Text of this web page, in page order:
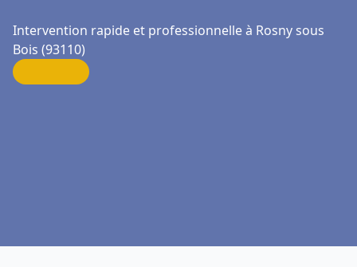
Intervention rapide et professionnelle à Rosny sous
Bois (93110)